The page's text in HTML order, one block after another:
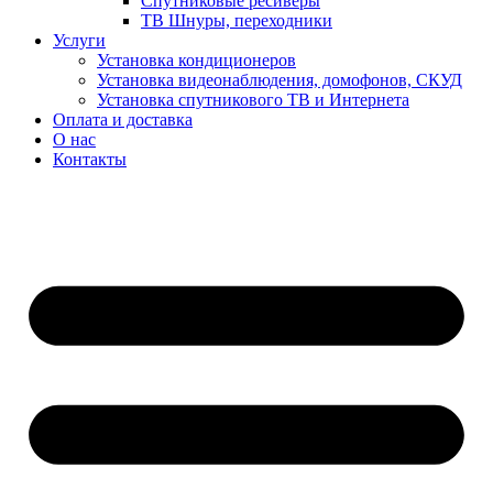
ТВ Шнуры, переходники
Услуги
Установка кондиционеров
Установка видеонаблюдения, домофонов, СКУД
Установка спутникового ТВ и Интернета
Оплата и доставка
О нас
Контакты